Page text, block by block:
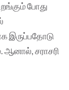
போது
இருப்பதோடு
ஆனால், சராசரி